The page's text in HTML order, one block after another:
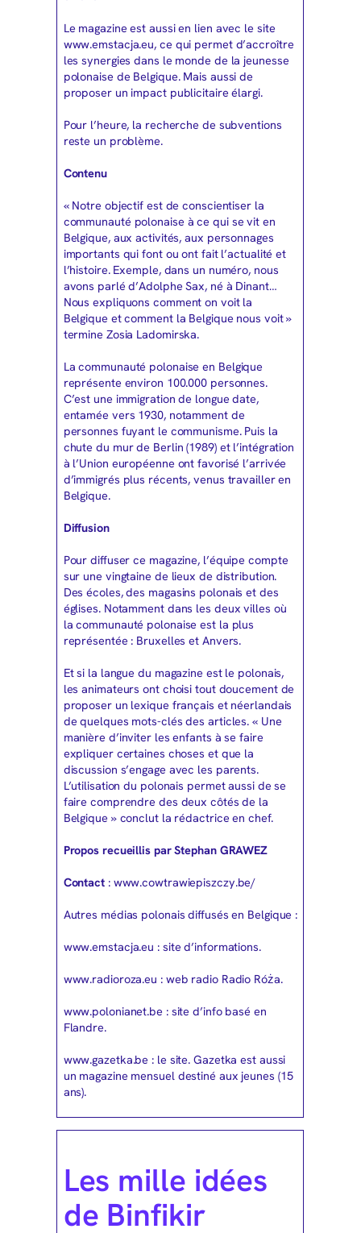
Le magazine est aussi en lien avec le site
www.emstacja.eu, ce qui permet d’accroître
les synergies dans le monde de la jeunesse
polonaise de Belgique. Mais aussi de
proposer un impact publicitaire élargi.
Pour l’heure, la recherche de subventions
reste un problème.
Contenu
« Notre objectif est de conscientiser la
communauté polonaise à ce qui se vit en
Belgique, aux activités, aux personnages
importants qui font ou ont fait l’actualité et
l’histoire. Exemple, dans un numéro, nous
avons parlé d’Adolphe Sax, né à Dinant…
Nous expliquons comment on voit la
Belgique et comment la Belgique nous voit »
termine Zosia Ladomirska.
La communauté polonaise en Belgique
représente environ 100.000 personnes.
C’est une immigration de longue date,
entamée vers 1930, notamment de
personnes fuyant le communisme. Puis la
chute du mur de Berlin (1989) et l’intégration
à l’Union européenne ont favorisé l’arrivée
d’immigrés plus récents, venus travailler en
Belgique.
Diffusion
Pour diffuser ce magazine, l’équipe compte
sur une vingtaine de lieux de distribution.
Des écoles, des magasins polonais et des
églises. Notamment dans les deux villes où
la communauté polonaise est la plus
représentée : Bruxelles et Anvers.
Et si la langue du magazine est le polonais,
les animateurs ont choisi tout doucement de
proposer un lexique français et néerlandais
de quelques mots-clés des articles. « Une
manière d’inviter les enfants à se faire
expliquer certaines choses et que la
discussion s’engage avec les parents.
L’utilisation du polonais permet aussi de se
faire comprendre des deux côtés de la
Belgique » conclut la rédactrice en chef.
Propos recueillis par Stephan GRAWEZ
Contact: www.cowtrawiepiszczy.be/
Autres médias polonais diffusés en Belgique :
www.emstacja.eu : site d’informations.
www.radioroza.eu : web radio Radio Róża.
www.polonianet.be : site d’info basé en
Flandre.
www.gazetka.be : le site. Gazetka est aussi
un magazine mensuel destiné aux jeunes (15
ans).
Les mille idées
de Binfikir